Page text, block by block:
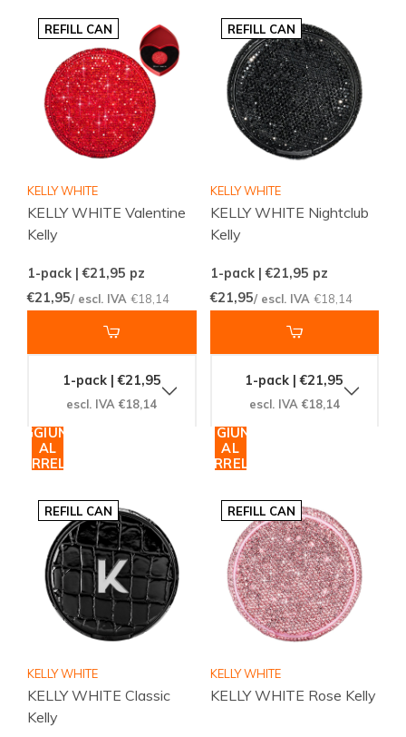
REFILL CAN
KELLY WHITE
KELLY WHITE Valentine
Kelly
1-pack | €21,95 pz
€21,95/ escl. IVA €18,14
1-pack | €21,95
escl. IVA €18,14
AGGIUNGI
AL
CARRELLO
REFILL CAN
KELLY WHITE
KELLY WHITE Nightclub
Kelly
1-pack | €21,95 pz
€21,95/ escl. IVA €18,14
1-pack | €21,95
escl. IVA €18,14
AGGIUNGI
AL
CARRELLO
REFILL CAN
KELLY WHITE
KELLY WHITE Classic
Kelly
REFILL CAN
KELLY WHITE
KELLY WHITE Rose Kelly